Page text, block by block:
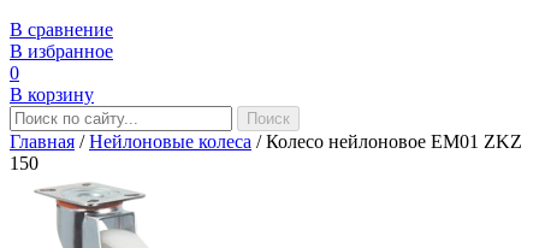
В сравнение
В избранное
0
В корзину
Главная /Нейлоновые колеса /Колесо нейлоновое EM01 ZKZ
150